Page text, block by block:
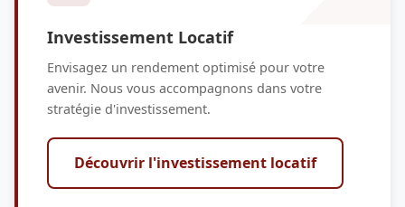
Investissement Locatif
Envisagez un rendement optimisé pour votre
avenir. Nous vous accompagnons dans votre
stratégie d'investissement.
Découvrir l'investissement locatif